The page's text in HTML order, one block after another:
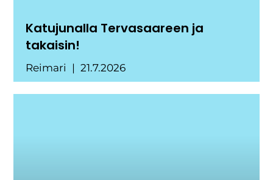
Katujunalla Tervasaareen ja
takaisin!
Reimari 21.7.2026